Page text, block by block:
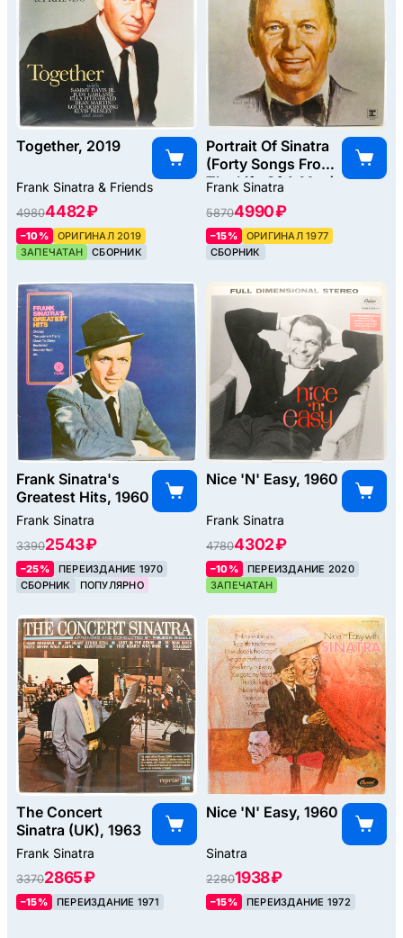
Together, 2019
Frank Sinatra & Friends
49804482 ₽
–10%
ОРИГИНАЛ 2019
ЗАПЕЧАТАН
СБОРНИК
Portrait Of Sinatra
(Forty Songs From
The Life Of A Man)
Frank Sinatra
58704990 ₽
–15%
ОРИГИНАЛ 1977
СБОРНИК
Frank Sinatra's
Greatest Hits, 1960
Frank Sinatra
33902543 ₽
–25%
ПЕРЕИЗДАНИЕ 1970
СБОРНИК
ПОПУЛЯРНО
Nice 'N' Easy, 1960
Frank Sinatra
47804302 ₽
–10%
ПЕРЕИЗДАНИЕ 2020
ЗАПЕЧАТАН
The Concert
Sinatra (UK), 1963
Frank Sinatra
33702865 ₽
–15% ПЕРЕИЗДАНИЕ 1971
Nice 'N' Easy, 1960
Sinatra
22801938 ₽
–15% ПЕРЕИЗДАНИЕ 1972